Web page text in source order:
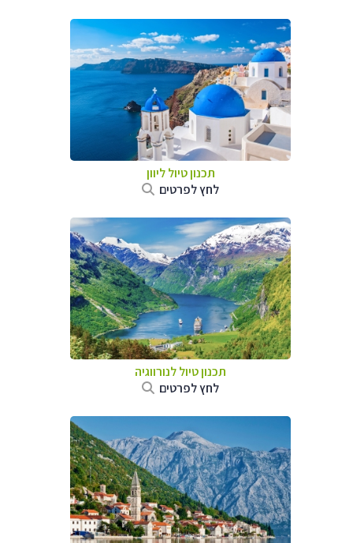
תכנון טיול ליוון
לחץ לפרטים
תכנון טיול לנורווגיה
לחץ לפרטים